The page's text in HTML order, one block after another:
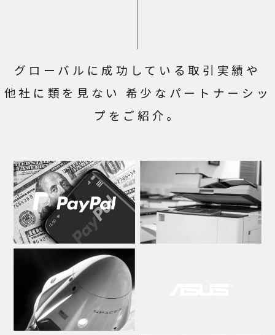
グローバルに成功している取引実績や
他社に類を見ない 希少なパートナーシッ
プをご紹介。